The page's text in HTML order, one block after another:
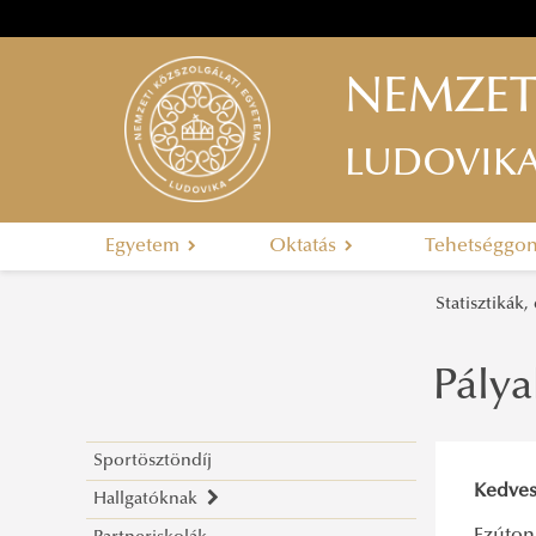
Egyetem Oktatás
Statisztikák,
Sportösztöndíj
Hallgatóknak